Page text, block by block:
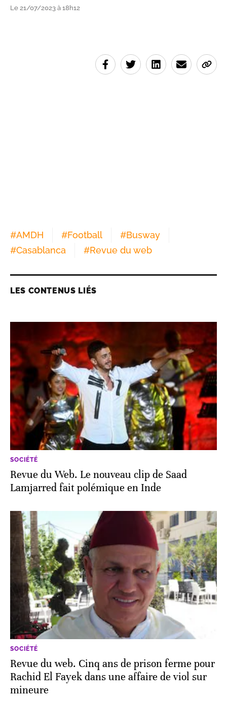
Le 21/07/2023 à 18h12
#AMDH #Football #Busway
#Casablanca #Revue du web
LES CONTENUS LIÉS
SOCIÉTÉ
Revue du Web. Le nouveau clip de Saad
Lamjarred fait polémique en Inde
SOCIÉTÉ
Revue du web. Cinq ans de prison ferme pour
Rachid El Fayek dans une affaire de viol sur
mineure